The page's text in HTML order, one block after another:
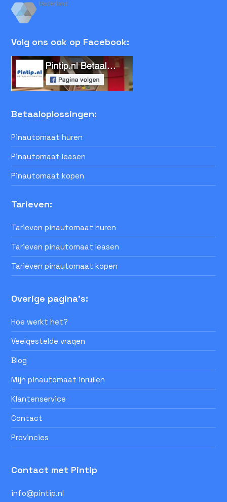
Volg ons ook op Facebook:
Betaaloplossingen:
Pinautomaat huren
Pinautomaat leasen
Pinautomaat kopen
Tarieven:
Tarieven pinautomaat huren
Tarieven pinautomaat leasen
Tarieven pinautomaat kopen
Overige pagina's:
Hoe werkt het?
Veelgestelde vragen
Blog
Mijn pinautomaat inruilen
Klantenservice
Contact
Provincies
Contact met Pintip
info@pintip.nl